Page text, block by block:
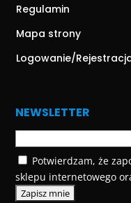
Regulamin
Mapa strony
Logowanie/
NEWSLETTER
Potwierdzam, że
sklepu internetowego